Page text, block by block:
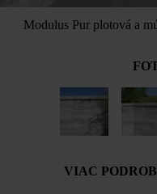
Modulus Pur plotová a
VIAC